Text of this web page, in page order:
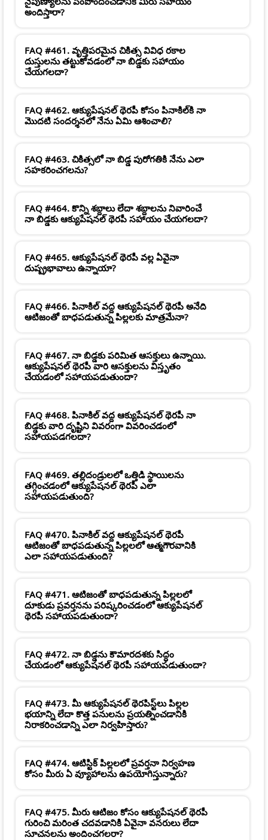
అందిస్తారా?
FAQ #461. వృత్తిపరమైన చికిత్స వివిధ రకాల
దుస్తులను తట్టుకోవడంలో నా బిడ్డకు సహాయం
చేయగలదా?
FAQ #462. ఆక్యుపేషనల్ థెరపీ కోసం పినాకిల్‌కి నా
మొదటి సందర్శనలో నేను ఏమి ఆశించాలి?
FAQ #463. చికిత్సలో నా బిడ్డ పురోగతికి నేను ఎలా
సహకరించగలను?
FAQ #464. కొన్ని శబ్దాలు లేదా శబ్దాలను నివారించే
నా బిడ్డకు ఆక్యుపేషనల్ థెరపీ సహాయం చేయగలదా?
FAQ #465. ఆక్యుపేషనల్ థెరపీ వల్ల ఏవైనా
దుష్ప్రభావాలు ఉన్నాయా?
FAQ #466. పినాకిల్ వద్ద ఆక్యుపేషనల్ థెరపీ అనేది
ఆటిజంతో బాధపడుతున్న పిల్లలకు మాత్రమేనా?
FAQ #467. నా బిడ్డకు పరిమిత ఆసక్తులు ఉన్నాయి.
ఆక్యుపేషనల్ థెరపీ వారి ఆసక్తులను విస్తృతం
చేయడంలో సహాయపడుతుందా?
FAQ #468. పినాకిల్ వద్ద ఆక్యుపేషనల్ థెరపీ నా
బిడ్డకు వారి దృష్టిని వివరంగా వివరించడంలో
సహాయపడగలదా?
FAQ #469. తల్లిదండ్రులలో ఒత్తిడి స్థాయిలను
తగ్గించడంలో ఆక్యుపేషనల్ థెరపీ ఎలా
సహాయపడుతుంది?
FAQ #470. పినాకిల్ వద్ద ఆక్యుపేషనల్ థెరపీ
ఆటిజంతో బాధపడుతున్న పిల్లలలో ఆత్మగౌరవానికి
ఎలా సహాయపడుతుంది?
FAQ #471. ఆటిజంతో బాధపడుతున్న పిల్లలలో
దూకుడు ప్రవర్తనను పరిష్కరించడంలో ఆక్యుపేషనల్
థెరపీ సహాయపడుతుందా?
FAQ #472. నా బిడ్డను కౌమారదశకు సిద్ధం
చేయడంలో ఆక్యుపేషనల్ థెరపీ సహాయపడుతుందా?
FAQ #473. మీ ఆక్యుపేషనల్ థెరపిస్ట్‌లు పిల్లల
భయాన్ని లేదా కొత్త పనులను ప్రయత్నించడానికి
నిరాకరించడాన్ని ఎలా నిర్వహిస్తారు?
FAQ #474. ఆటిస్టిక్ పిల్లలలో ప్రవర్తనా నిర్వహణ
కోసం మీరు ఏ వ్యూహాలను ఉపయోగిస్తున్నారు?
FAQ #475. మీరు ఆటిజం కోసం ఆక్యుపేషనల్ థెరపీ
గురించి మరింత చదవడానికి ఏవైనా వనరులు లేదా
సూచనలను అందించగలరా?